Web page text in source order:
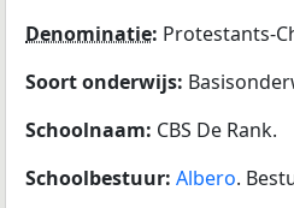
Denominatie: Protestants-
Soort onderwijs:
Schoolnaam: CBS De Rank.
Schoolbestuur: Albero.